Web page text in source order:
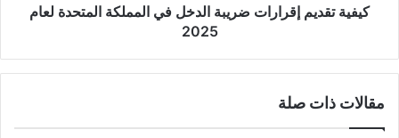
2025كيفية تقديم إقرارات ضريبة الدخل في المملكة المتحدة لعام
2025
مقالات ذات صلة